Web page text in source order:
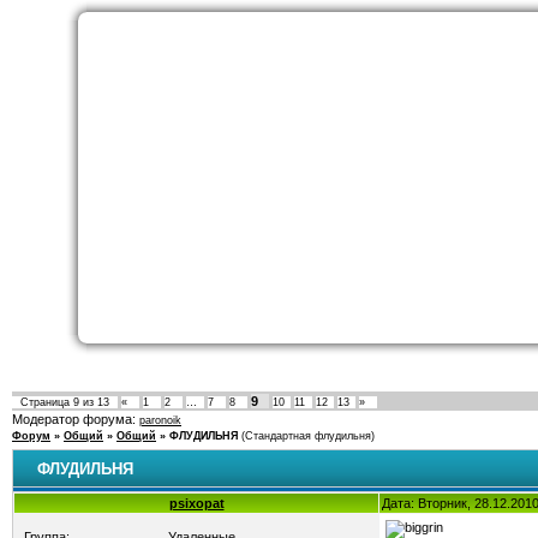
Страница 9 из 13 « 1 2 … 7 8 9 10 11 12 13 »
Модератор форума: paronoik
Форум » Общий » Общий » ФЛУДИЛЬНЯ (Стандартная флудильня)
ФЛУДИЛЬНЯ
psixopat Дата: Вторник,